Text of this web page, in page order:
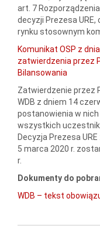
art. 7
decyzji Prezesa
rynku stosownym
Komunikat OSP z
zatwierdzenia przez
Bilansowania
Zatwierdzenie przez
WDB z dniem 14
postanowienia w
wszystkich
Decyzja Prezesa
5 marca 2020 r.
r.
Dokumenty do
WDB – tekst